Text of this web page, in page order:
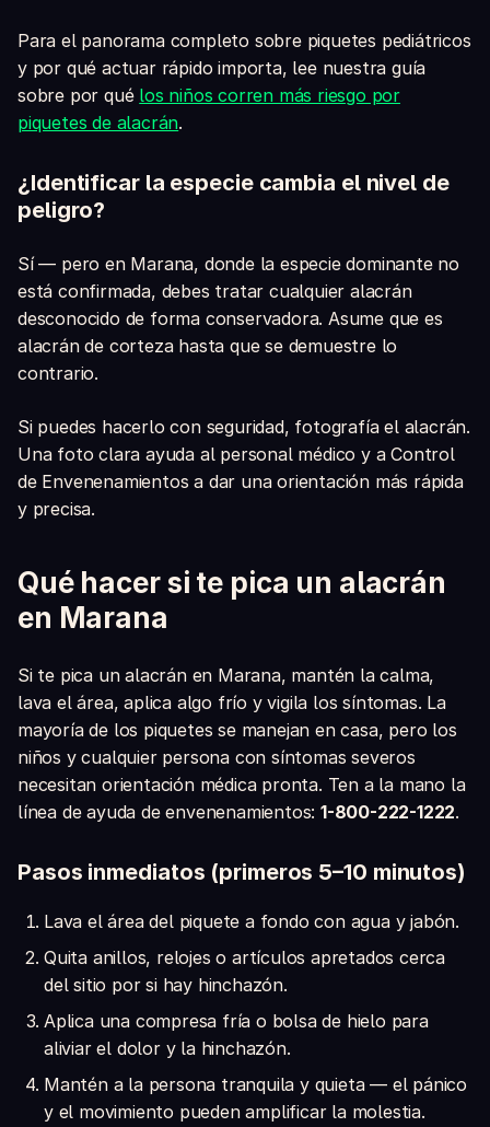
Para el panorama completo sobre piquetes pediátricos
y por qué actuar rápido importa, lee nuestra guía
sobre por qué los niños corren más riesgo por
piquetes de alacrán.
¿Identificar la especie cambia el nivel de
peligro?
Sí — pero en Marana, donde la especie dominante no
está confirmada, debes tratar cualquier alacrán
desconocido de forma conservadora. Asume que es
alacrán de corteza hasta que se demuestre lo
contrario.
Si puedes hacerlo con seguridad, fotografía el alacrán.
Una foto clara ayuda al personal médico y a Control
de Envenenamientos a dar una orientación más rápida
y precisa.
Qué hacer si te pica un alacrán
en Marana
Si te pica un alacrán en Marana, mantén la calma,
lava el área, aplica algo frío y vigila los síntomas. La
mayoría de los piquetes se manejan en casa, pero los
niños y cualquier persona con síntomas severos
necesitan orientación médica pronta. Ten a la mano la
línea de ayuda de envenenamientos:1-800-222-1222.
Pasos inmediatos (primeros 5–10 minutos)
Lava el área del piquete a fondo con agua y jabón.
Quita anillos, relojes o artículos apretados cerca
del sitio por si hay hinchazón.
Aplica una compresa fría o bolsa de hielo para
aliviar el dolor y la hinchazón.
Mantén a la persona tranquila y quieta — el pánico
y el movimiento pueden amplificar la molestia.